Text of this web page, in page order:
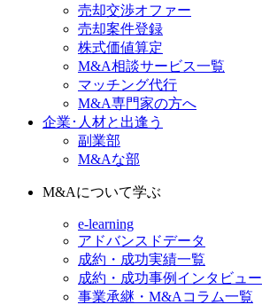
売却交渉オファー
売却案件登録
株式価値算定
M&A相談サービス一覧
マッチング代行
M&A専門家の方へ
企業･人材と出逢う
副業部
M&Aな部
M&Aについて学ぶ
e-learning
アドバンスドデータ
成約・成功実績一覧
成約・成功事例インタビュー
事業承継・M&Aコラム一覧